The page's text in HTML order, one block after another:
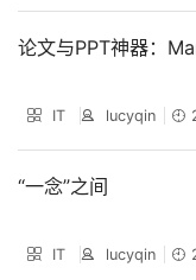
论文与PPT神器：
IT lucyqin
“一念”之间
IT lucyqin